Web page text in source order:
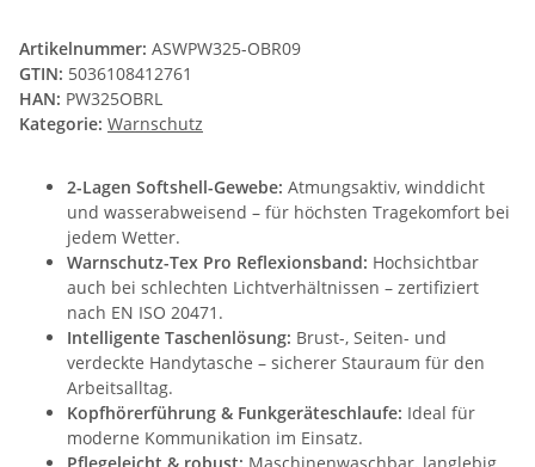
Artikelnummer: ASWPW325-OBR09
GTIN: 5036108412761
HAN: PW325OBRL
Kategorie: Warnschutz
2-Lagen Softshell-Gewebe: Atmungsaktiv, winddicht
und wasserabweisend – für höchsten Tragekomfort bei
jedem Wetter.
Warnschutz-Tex Pro Reflexionsband: Hochsichtbar
auch bei schlechten Lichtverhältnissen – zertifiziert
nach EN ISO 20471.
Intelligente Taschenlösung: Brust-, Seiten- und
verdeckte Handytasche – sicherer Stauraum für den
Arbeitsalltag.
Kopfhörerführung & Funkgeräteschlaufe: Ideal für
moderne Kommunikation im Einsatz.